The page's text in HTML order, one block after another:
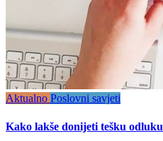
Aktualno Poslovni savjeti
Kako lakše donijeti tešku odluku